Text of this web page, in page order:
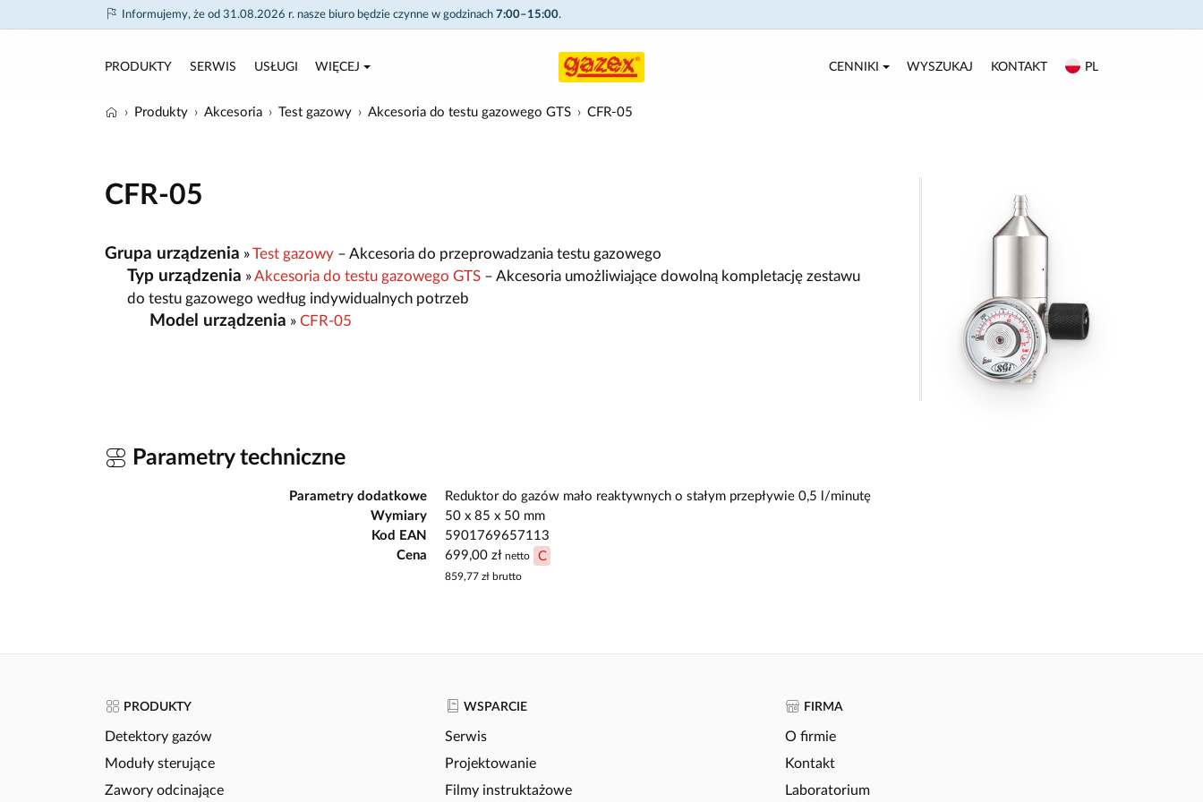
Informujemy, że od 31.08.2026 r. nasze biuro będzie czynne w godzinach 7:00–15:00.
PRODUKTY SERWIS USŁUGI WIĘCEJ CENNIKI WYSZUKAJ KONTAKT PL
Produkty Akcesoria Test gazowy Akcesoria do testu gazowego GTS CFR-05
CFR-05
Grupa urządzenia »Test gazowy – Akcesoria do przeprowadzania testu gazowego
Typ urządzenia »Akcesoria do testu gazowego GTS – Akcesoria umożliwiające dowolną kompletację zestawu
do testu gazowego według indywidualnych potrzeb
Model urządzenia » CFR-05
Parametry techniczne
Parametry dodatkowe
Reduktor do gazów mało reaktywnych o stałym przepływie 0,5 l/minutę
Wymiary
50 x 85 x 50 mm
Kod EAN
5901769657113
Cena
699,00 zł netto C
859,77 zł brutto
PRODUKTY
Detektory gazów
Moduły sterujące
Zawory odcinające
WSPARCIE
Serwis
Projektowanie
Filmy instruktażowe
FIRMA
O firmie
Kontakt
Laboratorium